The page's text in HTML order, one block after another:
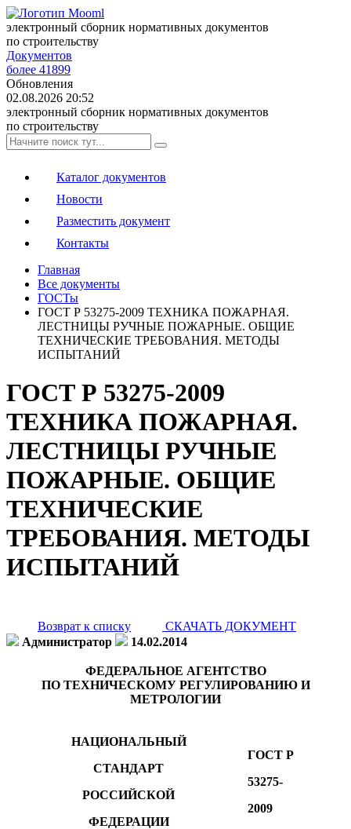
электронный сборник нормативных документов
по строительству
Документов
более 41899
Обновления
02.08.2026 20:52
электронный сборник нормативных документов
по строительству
Каталог документов
Новости
Разместить документ
Контакты
Главная
Все документы
ГОСТы
ГОСТ Р 53275-2009 ТЕХНИКА ПОЖАРНАЯ.
ЛЕСТНИЦЫ РУЧНЫЕ ПОЖАРНЫЕ. ОБЩИЕ
ТЕХНИЧЕСКИЕ ТРЕБОВАНИЯ. МЕТОДЫ
ИСПЫТАНИЙ
ГОСТ Р 53275-2009
ТЕХНИКА ПОЖАРНАЯ.
ЛЕСТНИЦЫ РУЧНЫЕ
ПОЖАРНЫЕ. ОБЩИЕ
ТЕХНИЧЕСКИЕ
ТРЕБОВАНИЯ. МЕТОДЫ
ИСПЫТАНИЙ
Возврат к списку
СКАЧАТЬ ДОКУМЕНТ
Администратор
14.02.2014
ФЕДЕРАЛЬНОЕ АГЕНТСТВО
ПО ТЕХНИЧЕСКОМУ РЕГУЛИРОВАНИЮ И
МЕТРОЛОГИИ
НАЦИОНАЛЬНЫЙ
СТАНДАРТ
РОССИЙСКОЙ
ФЕДЕРАЦИИ
ГОСТ Р
53275-
2009